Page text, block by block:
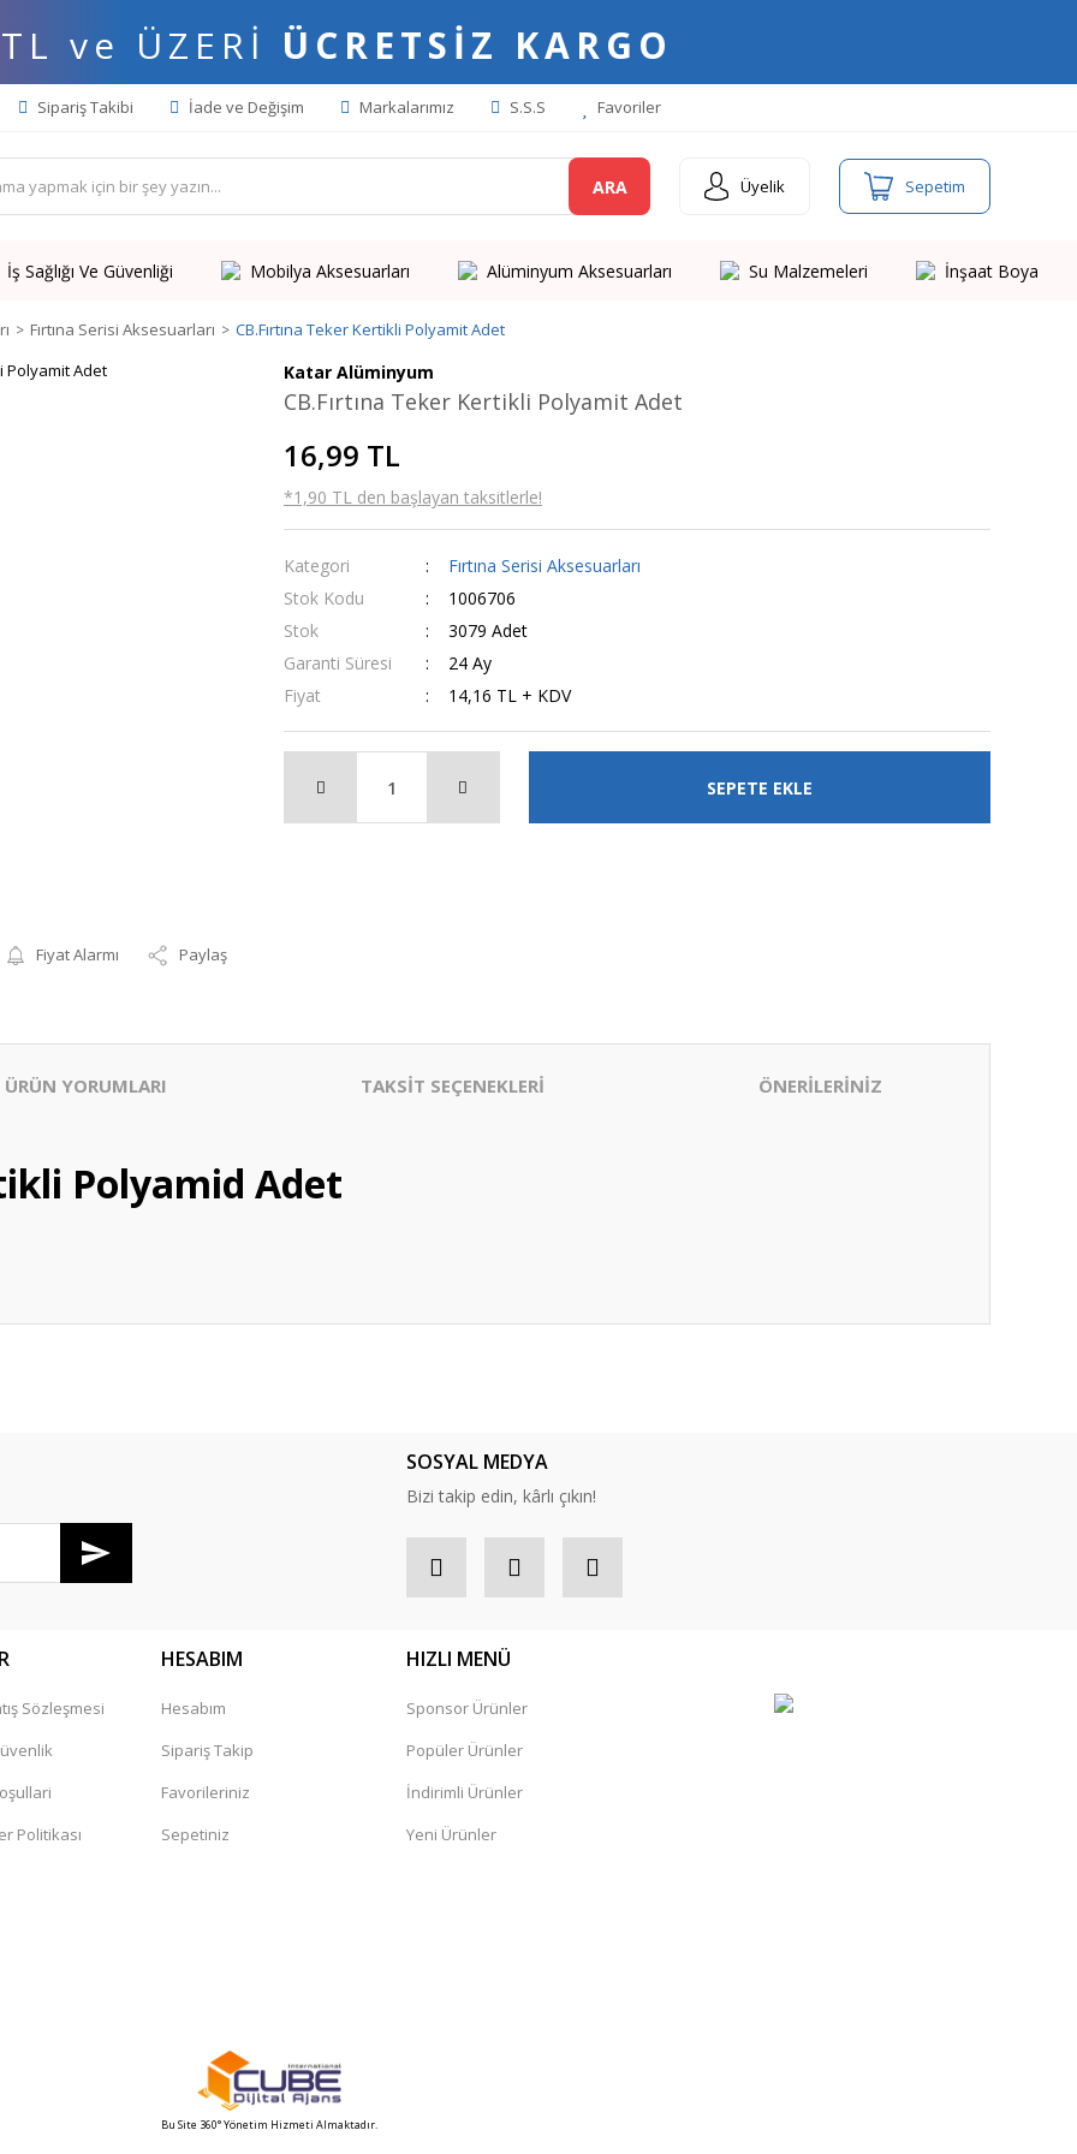
ve ÜZERİ ÜCRETSİZ KARGO
Sipariş Takibi İade ve Değişim Markalarımız S.S.S Favoriler
ARA Üyelik Sepetim
İş Sağlığı Ve Güvenliği Mobilya Aksesuarları Alüminyum Aksesuarları Su Malzemeleri İnşaat Boya
Fırtına Serisi Aksesuarları CB.Fırtına Teker Kertikli Polyamit Adet
Fiyat Alarmı Paylaş
Katar Alüminyum
CB.Fırtına Teker Kertikli Polyamit Adet
16,99 TL
*1,90 TL den başlayan taksitlerle!
Kategori
Fırtına Serisi Aksesuarları
Stok Kodu
1006706
Stok
3079 Adet
Garanti Süresi
24 Ay
Fiyat
14,16 TL + KDV
SEPETE EKLE
ÜRÜN YORUMLARI TAKSİT SEÇENEKLERİ ÖNERİLERİNİZ
Polyamid Adet
SOSYAL MEDYA
Bizi takip edin, kârlı çıkın!
Sözleşmesi
Politikası
HESABIM
Hesabım
Sipariş Takip
Favorileriniz
Sepetiniz
HIZLI MENÜ
Sponsor Ürünler
Popüler Ürünler
İndirimli Ürünler
Yeni Ürünler
Bu Site 360° Yönetim Hizmeti Almaktadır.